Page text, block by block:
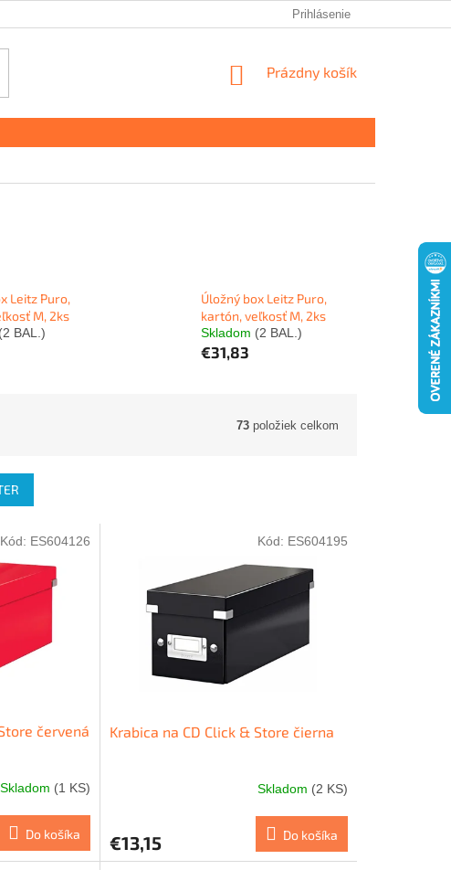
Prihlásenie
NÁKUPNÝ
Prázdny košík
Leitz Puro,
M, 2ks
(2 BAL.)
Úložný box Leitz Puro,
kartón, veľkosť M, 2ks
Skladom (2 BAL.)
€31,83
73 položiek celkom
červená
Skladom (1 KS)
Do košíka
Kód: ES604126
Krabica na CD Click & Store čierna
Skladom (2 KS)
€13,15 Do košíka
Kód: ES604195